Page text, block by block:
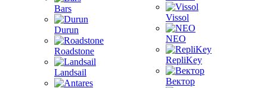
Bars
Durun
Roadstone
Landsail
Vissol
NEO
RepliKey
Вектор